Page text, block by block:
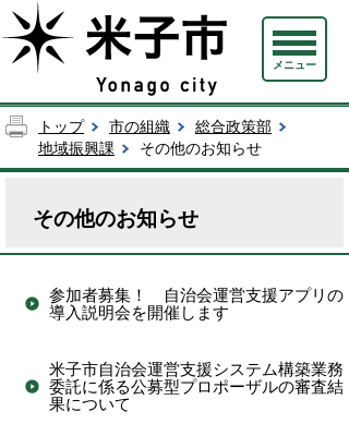
メニュー
トップ 市の組織
総合政策部
地域振興課
その他のお知らせ
その他のお知らせ
参加者募集！ 自治会運営支援アプリの
導入説明会を開催します
米子市自治会運営支援システム構築業務
委託に係る公募型プロポーザルの審査結
果について